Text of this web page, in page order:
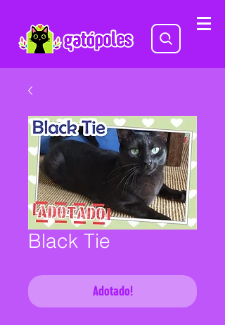
Black Tie
Adotado!